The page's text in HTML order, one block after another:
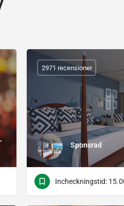
Sponsrad
2971 recensioner